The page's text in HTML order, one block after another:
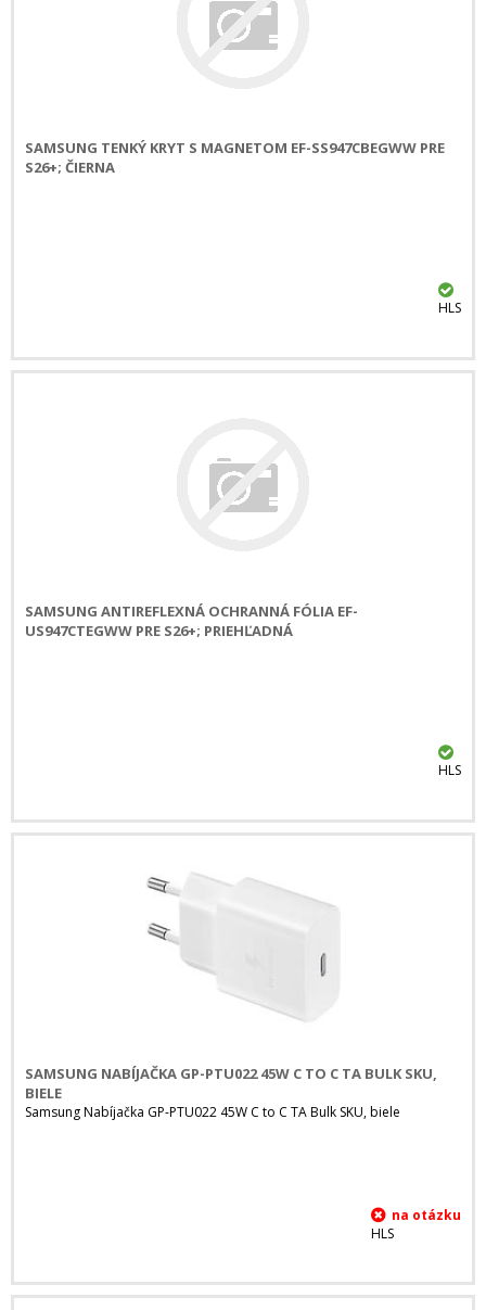
SAMSUNG TENKÝ KRYT S MAGNETOM EF-SS947CBEGWW PRE
S26+; ČIERNA
HLS
SAMSUNG ANTIREFLEXNÁ OCHRANNÁ FÓLIA EF-
US947CTEGWW PRE S26+; PRIEHĽADNÁ
HLS
SAMSUNG NABÍJAČKA GP-PTU022 45W C TO C TA BULK SKU,
BIELE
Samsung Nabíjačka GP-PTU022 45W C to C TA Bulk SKU, biele
HLS